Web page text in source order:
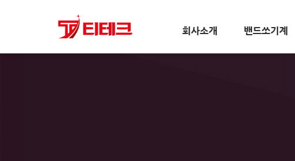
회사소개 밴드쏘기계